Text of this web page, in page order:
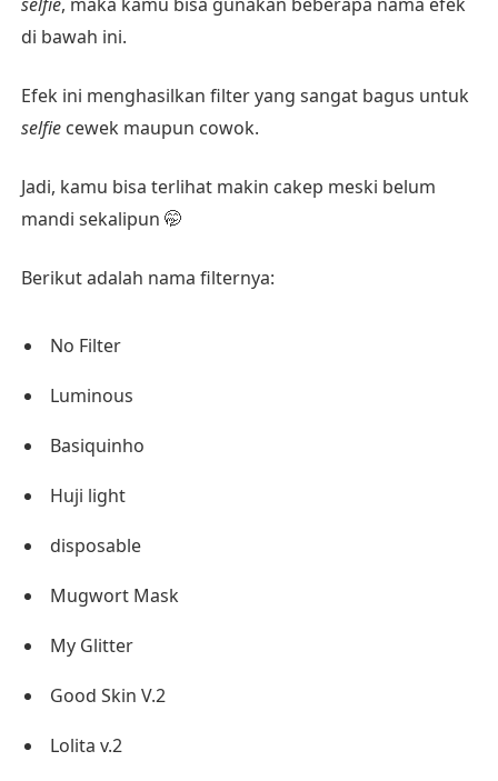
di bawah ini.
Efek ini menghasilkan filter yang sangat bagus untuk
selfiecewek maupun cowok.
Jadi, kamu bisa terlihat makin cakep meski belum
mandi sekalipun 🤭
Berikut adalah nama filternya:
No Filter
Luminous
Basiquinho
Huji light
disposable
Mugwort Mask
My Glitter
Good Skin V.2
Lolita v.2